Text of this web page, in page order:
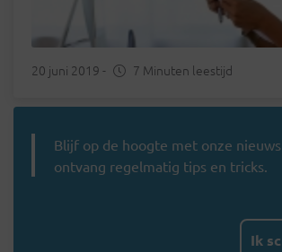
20 juni 2019 - 7 Minuten leestijd
Blijf op de hoogte met onze
ontvang regelmatig tips en tricks.
Ik